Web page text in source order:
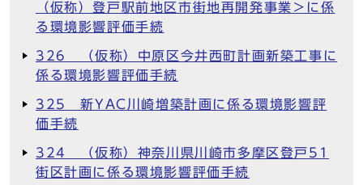
（仮称）登戸駅前地区市街地再開発事業＞に係
る環境影響評価手続
326 （仮称）中原区今井西町計画新築工事に
係る環境影響評価手続
325 新YAC川崎増築計画に係る環境影響評
価手続
324 （仮称）神奈川県川崎市多摩区登戸51
街区計画に係る環境影響評価手続